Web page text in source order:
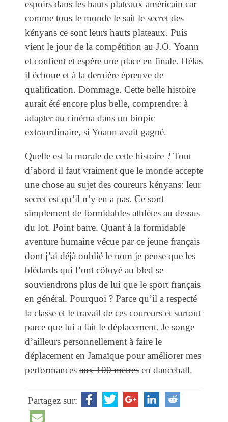
espoirs dans les hauts plateaux américain car
comme tous le monde le sait le secret des
kényans ce sont leurs hauts plateaux. Puis
vient le jour de la compétition au J.O. Yoann
et confient et espère une place en finale. Hélas
il échoue et à la dernière épreuve de
qualification. Dommage. Cette belle histoire
aurait été encore plus belle, comprendre: à
adapter au cinéma dans un biopic
extraordinaire, si Yoann avait gagné.
Quelle est la morale de cette histoire ? Tout
d’abord il faut vraiment que le monde accepte
une chose au sujet des coureurs kényans: leur
secret est qu’il n’y en a pas. Ce sont
simplement de formidables athlètes au dessus
du lot. Point barre. Quant à la formidable
aventure humaine vécue par ce jeune français
dont j’ai déjà oublié le nom je pense que les
blédards qui l’ont côtoyé au bled se
souviendrons plus de lui que le sport français
en général. Pourquoi ? Parce qu’il a respecté
la classe et le travail de ces coureurs et surtout
parce que lui a fait le déplacement. Je songe
d’ailleurs personnellement à faire le
déplacement en Jamaïque pour améliorer mes
performances aux 100 mètres en dancehall.
Partagez sur: